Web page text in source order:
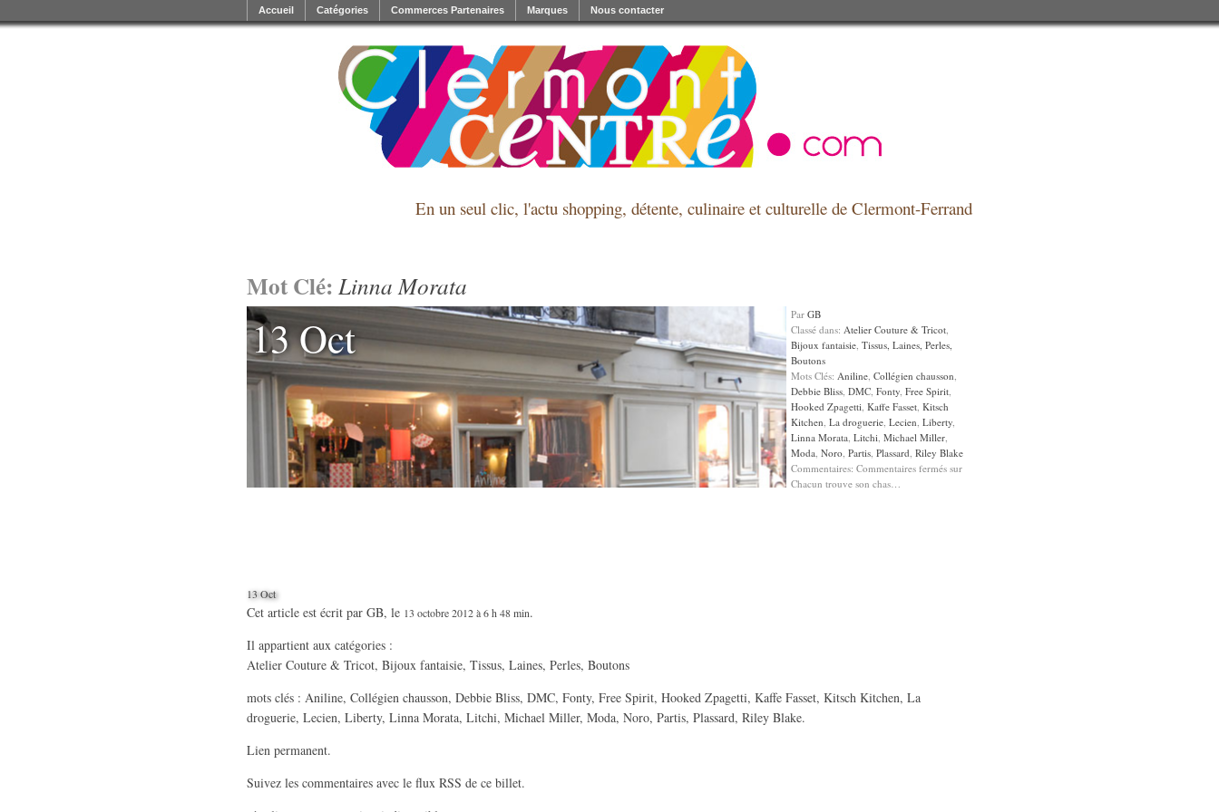
En un seul clic, l'actu shopping, détente, culinaire et culturelle de Clermont-Ferrand
Accueil Catégories Commerces Partenaires Marques Nous contacter
Mot Clé: Linna Morata
13 Oct Par GB
Classé dans: Atelier Couture & Tricot,
Bijoux fantaisie, Tissus, Laines, Perles,
Boutons
Mots Clés: Aniline, Collégien chausson,
Debbie Bliss, DMC, Fonty, Free Spirit,
Hooked Zpagetti, Kaffe Fasset, Kitsch
Kitchen, La droguerie, Lecien, Liberty,
Linna Morata, Litchi, Michael Miller,
Moda, Noro, Partis, Plassard, Riley Blake
Commentaires: Commentaires fermés sur
Chacun trouve son chas…
13 Oct
Cet article est écrit par GB, le 13 octobre 2012 à 6 h 48 min.
Il appartient aux catégories :
Atelier Couture & Tricot, Bijoux fantaisie, Tissus, Laines, Perles, Boutons
mots clés : Aniline, Collégien chausson, Debbie Bliss, DMC, Fonty, Free Spirit, Hooked Zpagetti, Kaffe Fasset, Kitsch Kitchen, La
droguerie, Lecien, Liberty, Linna Morata, Litchi, Michael Miller, Moda, Noro, Partis, Plassard, Riley Blake.
Lien permanent.
Suivez les commentaires avec le flux RSS de ce billet.